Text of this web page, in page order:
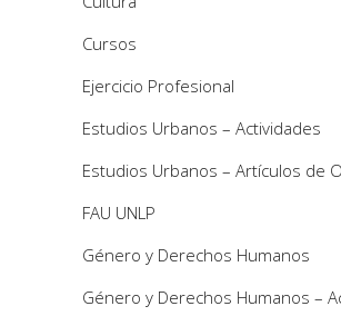
Cursos
Ejercicio Profesional
Estudios Urbanos – Actividades
Estudios Urbanos – Artículos de
FAU UNLP
Género y Derechos Humanos
Género y Derechos Humanos –